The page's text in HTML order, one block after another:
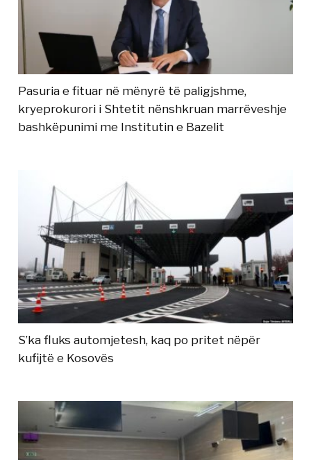
Pasuria e fituar në mënyrë të paligjshme,
kryeprokurori i Shtetit nënshkruan marrëveshje
bashkëpunimi me Institutin e Bazelit
S’ka fluks automjetesh, kaq po pritet nëpër
kufijtë e Kosovës